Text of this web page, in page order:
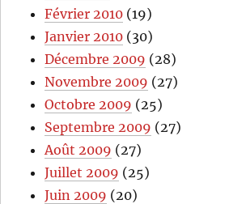
Février 2010 (19)
Janvier 2010 (30)
Décembre 2009 (28)
Novembre 2009 (27)
Octobre 2009 (25)
Septembre 2009 (27)
Août 2009 (27)
Juillet 2009 (25)
Juin 2009 (20)